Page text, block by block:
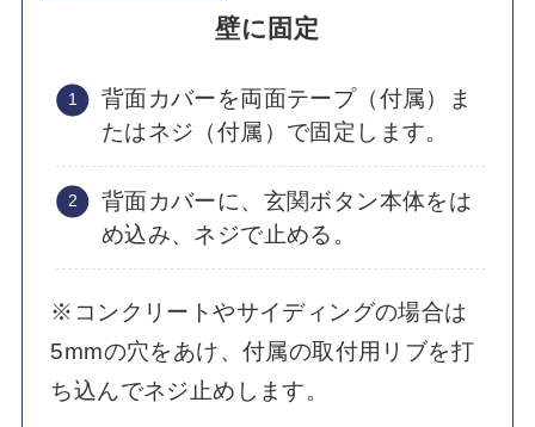
壁に固定
背面カバーを両面テープ（付属）ま
たはネジ（付属）で固定します。
背面カバーに、玄関ボタン本体をは
め込み、ネジで止める。
※コンクリートやサイディングの場合は
5mmの穴をあけ、付属の取付用リブを打
ち込んでネジ止めします。